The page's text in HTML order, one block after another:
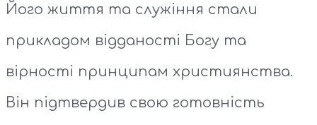
Його життя та служіння стали
прикладом відданості Богу та
вірності принципам християнства.
Він підтвердив свою готовність